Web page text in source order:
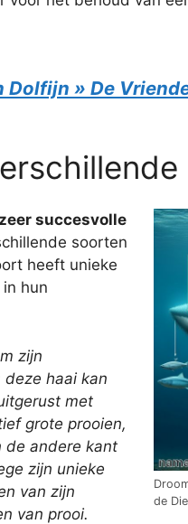
Dolfijn » De
de
zeer succesvolle
soorten
heeft unieke
hun
zijn
haai kan
met
grote prooien,
de andere kant
zijn unieke
van zijn
van prooi.